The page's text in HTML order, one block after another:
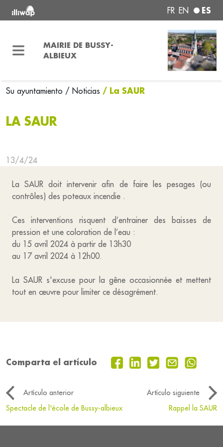
FR EN ES
MAIRIE DE BUSSY-
ALBIEUX
Su ayuntamiento / Noticias / La SAUR
LA SAUR
13/4/24
La SAUR doit intervenir afin de faire les pesages (ou
contrôles) des poteaux incendie .
Ces interventions risquent d’entrainer des baisses de
pression et une coloration de l’eau :
du 15 avril 2024 à partir de 13h30
au 17 avril 2024 à 12h00.
La SAUR s'excuse pour la gêne occasionnée et mettent
tout en œuvre pour limiter ce désagrément.
Comparta el artículo
Artículo anterior
Artículo siguiente
Spectacle de l'école de Bussy-albieux
Rappel la SAUR